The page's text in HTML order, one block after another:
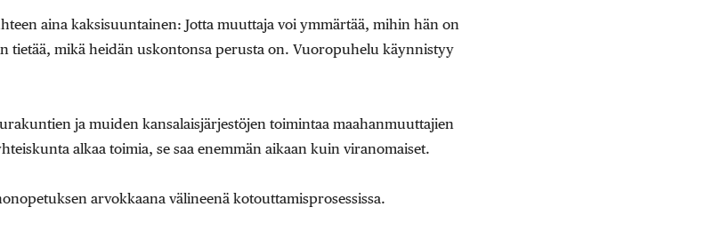
aina kaksisuuntainen: Jotta muuttaja voi ymmärtää, mihin hän on
tietää, mikä heidän uskontonsa perusta on. Vuoropuhelu käynnistyy
ja muiden kansalaisjärjestöjen toimintaa maahanmuuttajien
alkaa toimia, se saa enemmän aikaan kuin viranomaiset.
arvokkaana välineenä kotouttamisprosessissa.